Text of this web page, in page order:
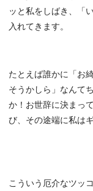
ッと私をしばき、「
入れてきます。
たとえば誰かに「お
そうかしら」なんて
か！お世辞に決まっ
び、その途端に私は
こういう厄介なツッ